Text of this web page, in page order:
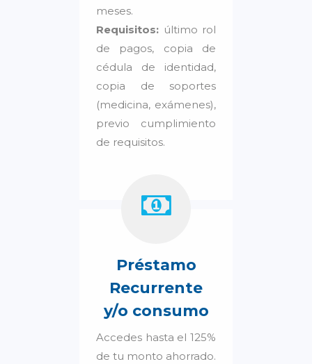
meses.
Requisitos: último rol
de pagos, copia de
cédula de identidad,
copia de soportes
(medicina, exámenes),
previo cumplimiento
de requisitos.
Préstamo
Recurrente
y/o consumo
Accedes hasta el 125%
de tu monto ahorrado.